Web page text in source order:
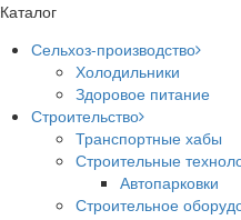
Каталог
Сельхоз-производство
Холодильники
Здоровое питание
Строительство
Транспортные хабы
Строительные
Автопарковки
Строительное